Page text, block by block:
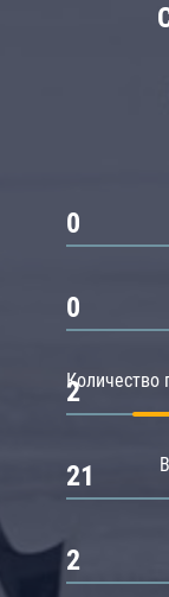
0
0
Количество
2
21
2